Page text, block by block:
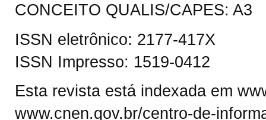
CONCEITO QUALIS/CAPES: A3
ISSN eletrônico: 2177-417X
ISSN Impresso: 1519-0412
Esta revista está indexada em
www.cnen.gov.br/centro-de-